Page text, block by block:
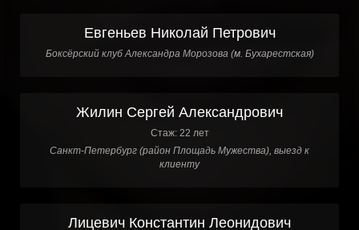
Евгеньев Николай Петрович
Боксёрский клуб Александра Морозова (м. Бухарестская)
Жилин Сергей Александрович
Стаж: 22 лет
Санкт-Петербург (район Площадь Мужества), выезд к
клиенту
Лицевич Константин Леонидович